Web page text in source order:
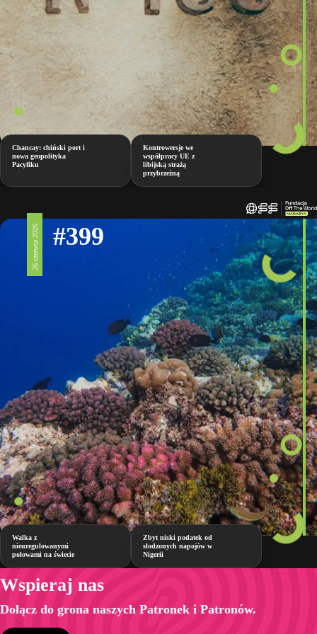
Chancay: chiński port i
nowa geopolityka
Pacyfiku
Kontrowersje we
współpracy UE z
libijską strażą
przybrzeżną
26 czerwca 2026 #399
Walka z
nieuregulowanymi
połowami na świecie
Zbyt niski podatek od
słodzonych napojów w
Nigerii
Wspieraj nas
Dołącz do grona naszych Patronek i Patronów.